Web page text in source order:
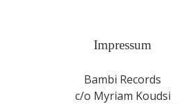
Impressum
Bambi Records
c/o Myriam Koudsi